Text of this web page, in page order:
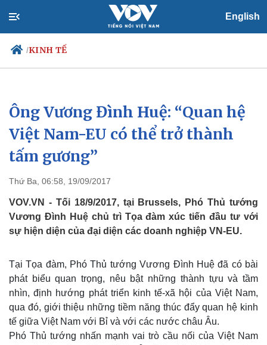
English
/KINH TẾ
Chính trị
Đảng
Tổ chức nhân sự
Quốc hội
Nhận diện sự thật
Xã hội
Tin 24h
Dự báo thời tiết
Ông Vương Đình Huệ: “Quan hệ
Việt Nam-EU có thể trở thành
tấm gương”
Thứ Ba, 06:58, 19/09/2017
VOV.VN - Tối 18/9/2017, tại Brussels, Phó Thủ tướng
Vương Đình Huệ chủ trì Tọa đàm xúc tiến đầu tư với
sự hiện diện của đại diện các doanh nghiệp VN-EU.
Tại Tọa đàm, Phó Thủ tướng Vương Đình Huệ đã có bài
phát biểu quan trọng, nêu bật những thành tựu và tầm
nhìn, định hướng phát triển kinh tế-xã hội của Việt Nam,
qua đó, giới thiệu những tiềm năng thúc đẩy quan hệ kinh
tế giữa Việt Nam với Bỉ và với các nước châu Âu.
Phó Thủ tướng nhấn mạnh vai trò cầu nối của Việt Nam